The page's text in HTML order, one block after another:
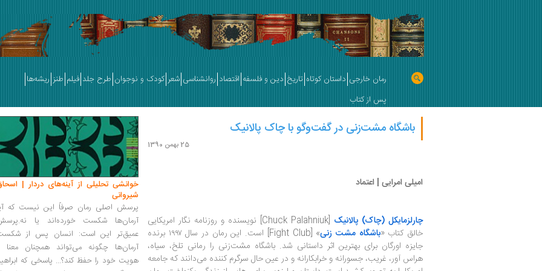
رمان خارجی داستان کوتاه تاریخ دین و فلسفه اقتصاد روانشناسی شعر کودک و نوجوان طرح جلد فیلم طنز ریشه‌ها
پس از کتاب
باشگاه مشت‌زنی در گفت‌وگو با چاک پالانیک
25 بهمن 1390
امیلی امرایی | اعتماد
چارلزمایکل (چاک) پالانیک
[Chuck Palahniuk] نویسنده و روزنامه نگار امریکایی
خالق کتاب «باشگاه مشت زنی
» [Fight Club] است. این رمان در سال ۱۹۹۷ برنده
جایزه اورگان برای بهترین اثر داستانی شد. باشگاه مشت‌زنی را رمانی تلخ، سیاه،
هراس آور، غریب، جسورانه و خرابکارانه و در عین حال سرگرم کننده می‌دانند که جامعه
خوانشی تحلیلی از آینه‌های دردار |
شیروانی
پرسش اصلی رمان صرفاً این نیست که
آرمان‌ها شکست خورده‌اند یا
عمیق‌تر این است: انسان پس از
آرمان‌ها چگونه می‌تواند همچنان معنا
هویت خود را حفظ کند؟... پاسخی که